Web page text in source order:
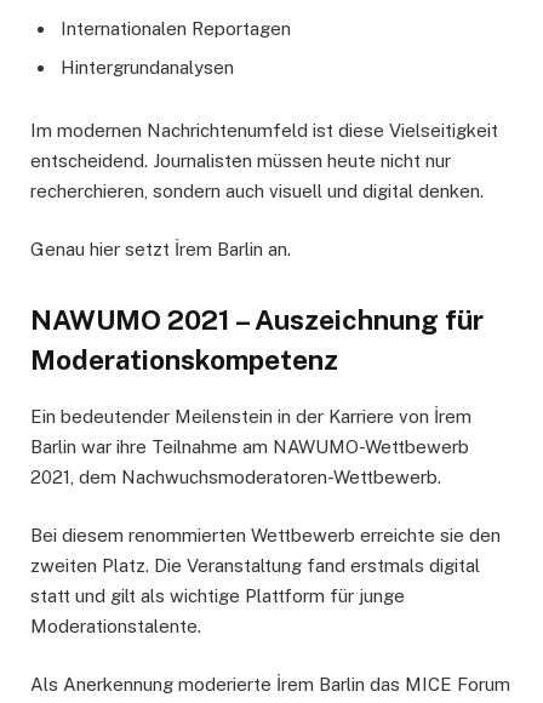
Internationalen Reportagen
Hintergrundanalysen
Im modernen Nachrichtenumfeld ist diese Vielseitigkeit
entscheidend. Journalisten müssen heute nicht nur
recherchieren, sondern auch visuell und digital denken.
Genau hier setzt İrem Barlin an.
NAWUMO 2021 – Auszeichnung für
Moderationskompetenz
Ein bedeutender Meilenstein in der Karriere von İrem
Barlin war ihre Teilnahme am NAWUMO-Wettbewerb
2021, dem Nachwuchsmoderatoren-Wettbewerb.
Bei diesem renommierten Wettbewerb erreichte sie den
zweiten Platz. Die Veranstaltung fand erstmals digital
statt und gilt als wichtige Plattform für junge
Moderationstalente.
Als Anerkennung moderierte İrem Barlin das MICE Forum